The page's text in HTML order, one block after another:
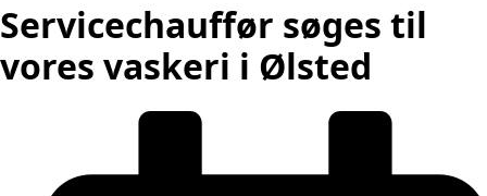
Servicechauffør søges til
vores vaskeri i Ølsted